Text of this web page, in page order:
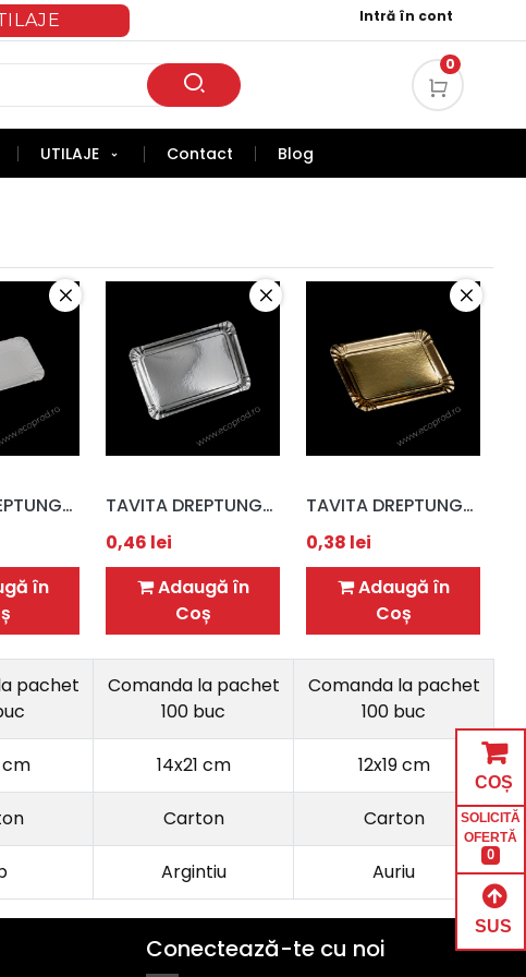
Intră în cont
0
UTILAJE Contact Blog
TAVITA DREPTUNGHIULARA ALBA 10X16 CM
în
TAVITA DREPTUNGHIULARA ARGINTIE 14X21 CM
0,46 lei
Adaugă în
Coș
TAVITA DREPTUNGHIULARA AURIE 12X19 CM
0,38 lei
Adaugă în
Coș
pachet
Comanda la pachet
100 buc
Comanda la pachet
100 buc
cm 14x21 cm 12x19 cm
Carton Carton
Argintiu Auriu
Conectează-te cu noi
COȘ
SOLICITĂ
OFERTĂ
0
SUS